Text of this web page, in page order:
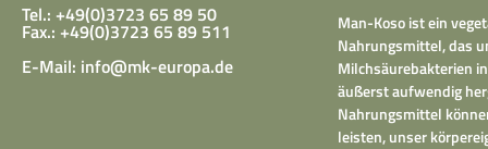
Tel.: +49(0)3723 65 89 50
Fax.: +49(0)3723 65 89 511
E-Mail: info@mk-europa.de
Man-Koso ist ein
Nahrungsmittel, das
Milchsäurebakterien
äußerst aufwendig
Nahrungsmittel
leisten, unser